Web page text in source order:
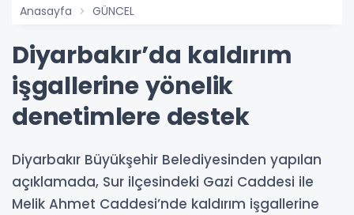
Anasayfa GÜNCEL
Diyarbakır’da kaldırım
işgallerine yönelik
denetimlere destek
Diyarbakır Büyükşehir Belediyesinden yapılan
açıklamada, Sur ilçesindeki Gazi Caddesi ile
Melik Ahmet Caddesi’nde kaldırım işgallerine